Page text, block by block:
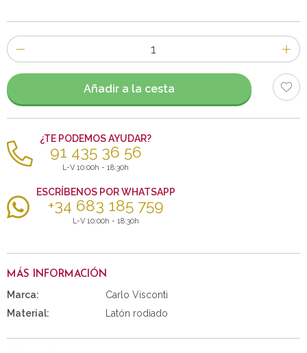
Número
de
artículos
Añadir a la cesta
¿TE PODEMOS AYUDAR?
91 435 36 56
L-V 10:00h - 18:30h
ESCRÍBENOS POR WHATSAPP
+34 683 185 759
L-V 10:00h - 18:30h
MÁS INFORMACIÓN
Marca:
Carlo Visconti
Material:
Latón rodiado